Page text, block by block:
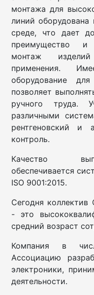
монтажа для
линий оборудована
среде, что дает
преимущество и
монтаж
применения.
оборудование
позволяет
ручного труда.
различными
рентгеновский и
контроль.
Качество
обеспечивается
ISO 9001:2015.
Сегодня
- это
средний возраст
Компания в
Ассоциацию
электроники,
деятельности.